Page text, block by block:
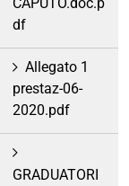
df
Allegato 1
prestaz-06-
2020.pdf
GRADUATORI